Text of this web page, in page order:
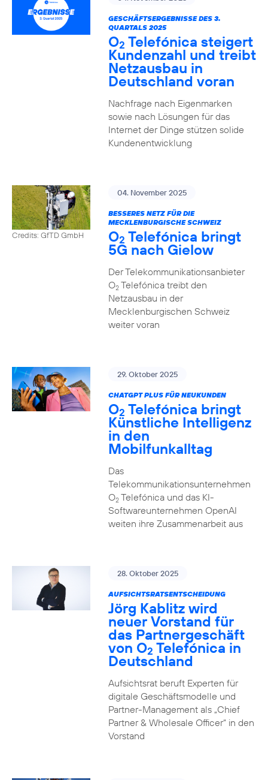
GESCHÄFTSERGEBNISSE DES 3.
QUARTALS 2025
O2 Telefónica steigert
Kundenzahl und treibt
Netzausbau in
Deutschland voran
Nachfrage nach Eigenmarken
sowie nach Lösungen für das
Internet der Dinge stützen solide
Kundenentwicklung
Credits: GfTD GmbH
04. November 2025
BESSERES NETZ FÜR DIE
MECKLENBURGISCHE SCHWEIZ
O2 Telefónica bringt
5G nach Gielow
Der Telekommunikationsanbieter
O2Telefónica treibt den
Netzausbau in der
Mecklenburgischen Schweiz
weiter voran
29. Oktober 2025
CHATGPT PLUS FÜR NEUKUNDEN
O2 Telefónica bringt
Künstliche Intelligenz
in den
Mobilfunkalltag
Das
Telekommunikationsunternehmen
O2Telefónica und das KI-
Softwareunternehmen OpenAI
weiten ihre Zusammenarbeit aus
28. Oktober 2025
AUFSICHTSRATSENTSCHEIDUNG
Jörg Kablitz wird
neuer Vorstand für
das Partnergeschäft
von O2 Telefónica in
Deutschland
Aufsichtsrat beruft Experten für
digitale Geschäftsmodelle und
Partner-Management als „Chief
Partner & Wholesale Officer“ in den
Vorstand